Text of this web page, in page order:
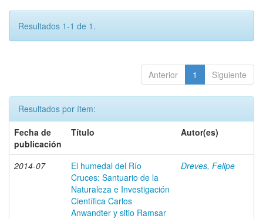
Resultados 1-1 de 1.
Anterior 1 Siguiente
Resultados por ítem:
Fecha de
publicación
Título Autor(es)
2014-07
El humedal del Río
Cruces: Santuario de la
Naturaleza e Investigación
Científica Carlos
Anwandter y sitio Ramsar
Dreves, Felipe